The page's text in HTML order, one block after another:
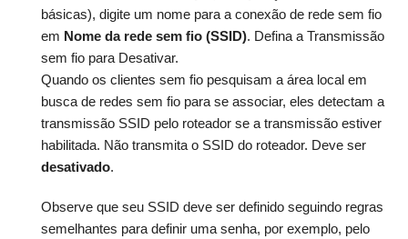
básicas), digite um nome para a conexão de rede sem fio
em Nome da rede sem fio (SSID). Defina a Transmissão
sem fio para Desativar.
Quando os clientes sem fio pesquisam a área local em
busca de redes sem fio para se associar, eles detectam a
transmissão SSID pelo roteador se a transmissão estiver
habilitada. Não transmita o SSID do roteador. Deve ser
desativado.
Observe que seu SSID deve ser definido seguindo regras
semelhantes para definir uma senha, por exemplo, pelo